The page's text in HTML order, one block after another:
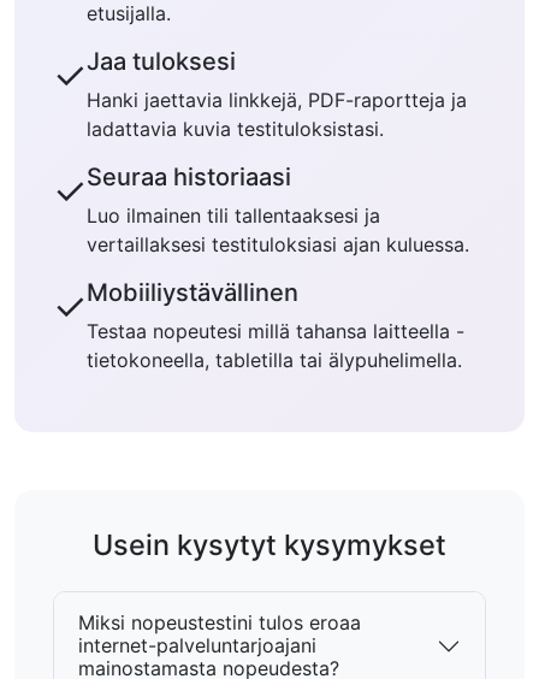
etusijalla.
✓Jaa tuloksesi
Hanki jaettavia linkkejä, PDF-raportteja ja
ladattavia kuvia testituloksistasi.
✓Seuraa historiaasi
Luo ilmainen tili tallentaaksesi ja
vertaillaksesi testituloksiasi ajan kuluessa.
✓Mobiiliystävällinen
Testaa nopeutesi millä tahansa laitteella -
tietokoneella, tabletilla tai älypuhelimella.
Usein kysytyt kysymykset
Miksi nopeustestini tulos eroaa
internet-palveluntarjoajani
mainostamasta nopeudesta?